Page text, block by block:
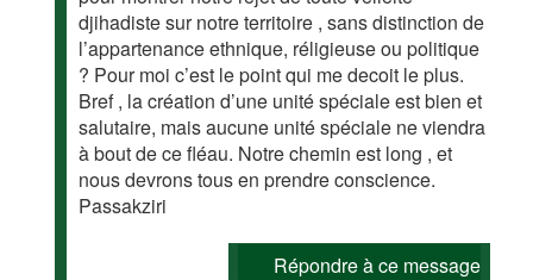
djihadiste sur notre territoire , sans distinction de
l’appartenance ethnique, réligieuse ou politique
? Pour moi c’est le point qui me decoit le plus.
Bref , la création d’une unité spéciale est bien et
salutaire, mais aucune unité spéciale ne viendra
à bout de ce fléau. Notre chemin est long , et
nous devrons tous en prendre conscience.
Passakziri
Répondre à ce message